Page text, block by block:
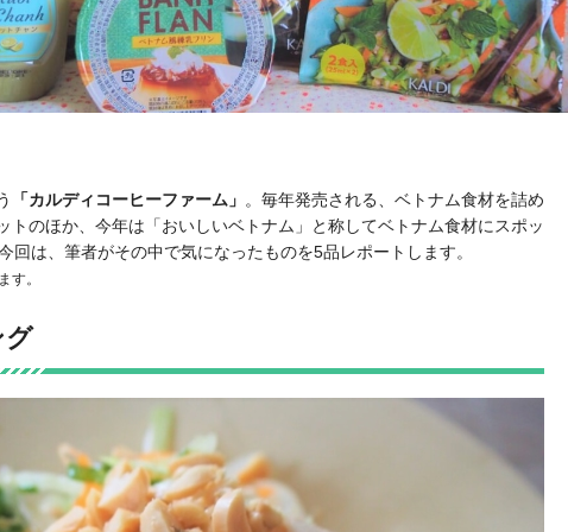
「カルディコーヒーファーム」 。毎年発売される、ベトナム食材を詰め
トのほか、今年は「おいしいベトナム」と称してベトナム食材にスポッ
回は、筆者がその中で気になったものを5品レポートします。
す。
グ